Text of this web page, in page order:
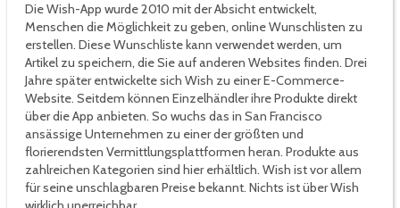
Die Wish-App wurde 2010 mit der Absicht entwickelt,
Menschen die Möglichkeit zu geben, online Wunschlisten zu
erstellen. Diese Wunschliste kann verwendet werden, um
Artikel zu speichern, die Sie auf anderen Websites finden. Drei
Jahre später entwickelte sich Wish zu einer E-Commerce-
Website. Seitdem können Einzelhändler ihre Produkte direkt
über die App anbieten. So wuchs das in San Francisco
ansässige Unternehmen zu einer der größten und
florierendsten Vermittlungsplattformen heran. Produkte aus
zahlreichen Kategorien sind hier erhältlich. Wish ist vor allem
für seine unschlagbaren Preise bekannt. Nichts ist über Wish